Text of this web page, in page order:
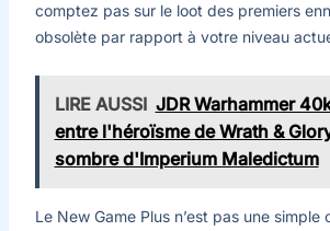
comptez pas sur le loot des premiers
obsolète par rapport à votre niveau
LIRE AUSSI JDR Warhammer
entre l'héroïsme de Wrath &
sombre d'Imperium Maledictum
Le New Game Plus n’est pas une